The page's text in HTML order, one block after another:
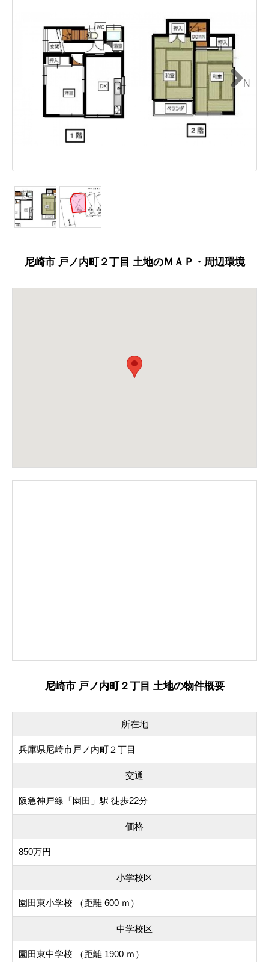
N
尼崎市 戸ノ内町２丁目 土地のＭＡＰ・周辺環境
尼崎市 戸ノ内町２丁目 土地の物件概要
所在地
兵庫県尼崎市戸ノ内町２丁目
交通
阪急神戸線「園田」駅 徒歩22分
価格
850万円
小学校区
園田東小学校 （距離 600 ｍ）
中学校区
園田東中学校 （距離 1900 ｍ）